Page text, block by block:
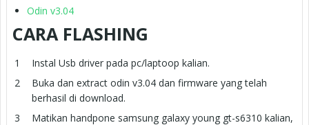
Odin v3.04
CARA FLASHING
Instal Usb driver pada pc/laptoop kalian.
Buka dan extract odin v3.04 dan firmware yang telah
berhasil di download.
Matikan handpone samsung galaxy young gt-s6310 kalian,